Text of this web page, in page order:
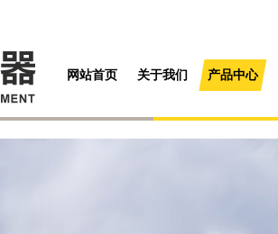
网站首页 关于我们 产品中心